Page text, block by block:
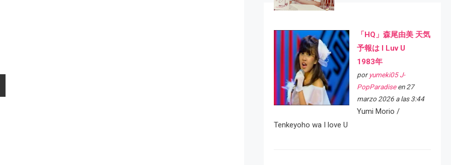
「HQ」森尾由美 天気
予報は I Luv U
1983年
por yumeki05 J-
PopParadiseen 27
marzo 2026 a las 3:44
Yumi Morio /
Tenkeyoho wa I love U